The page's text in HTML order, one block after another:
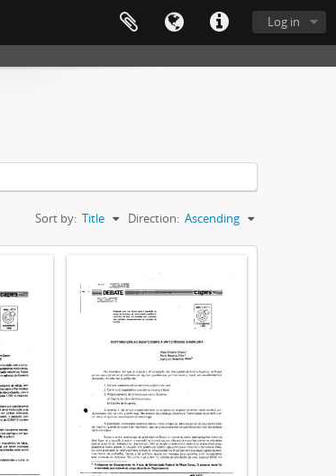
Log in
Sort by: Title Direction: Ascending